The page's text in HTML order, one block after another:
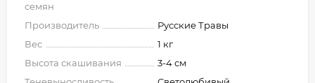
семян
Производитель
Русские Травы
Вес
1 кг
Высота скашивания
3-4 см